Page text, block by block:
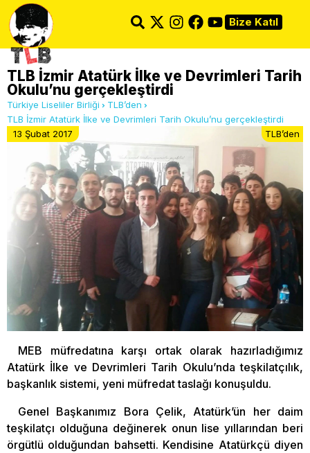
Bize Katıl
TLB İzmir Atatürk İlke ve Devrimleri Tarih
Okulu’nu gerçekleştirdi
Türkiye Liseliler Birliği
TLB’den
TLB İzmir Atatürk İlke ve Devrimleri Tarih Okulu’nu gerçekleştirdi
13 Şubat 2017
TLB’den
MEB müfredatına karşı ortak olarak hazırladığımız
Atatürk İlke ve Devrimleri Tarih Okulu’nda teşkilatçılık,
başkanlık sistemi, yeni müfredat taslağı konuşuldu.
Genel Başkanımız Bora Çelik, Atatürk’ün her daim
teşkilatçı olduğuna değinerek onun lise yıllarından beri
örgütlü olduğundan bahsetti. Kendisine Atatürkçü diyen